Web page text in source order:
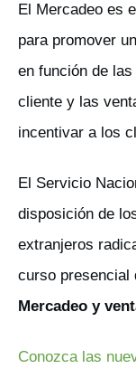
El Mercadeo es
para promover
en función de
cliente y las
incentivar a los
El Servicio
disposición de
extranjeros
curso presencial
Mercadeo y
Conozca las